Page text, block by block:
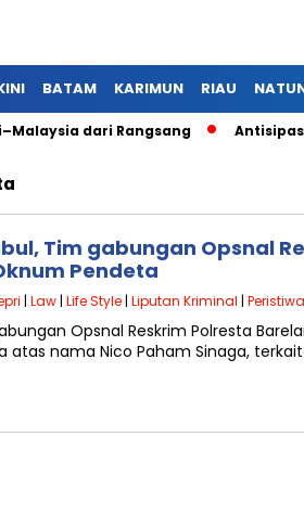
BATAM KARIMUN RIAU
dari Rangsang Antisipasi
Tim gabungan Opsnal
Pendeta
| Law | Life Style | Liputan Kriminal | Peristiwa
Opsnal Reskrim Polresta
atas nama Nico Paham Sinaga,